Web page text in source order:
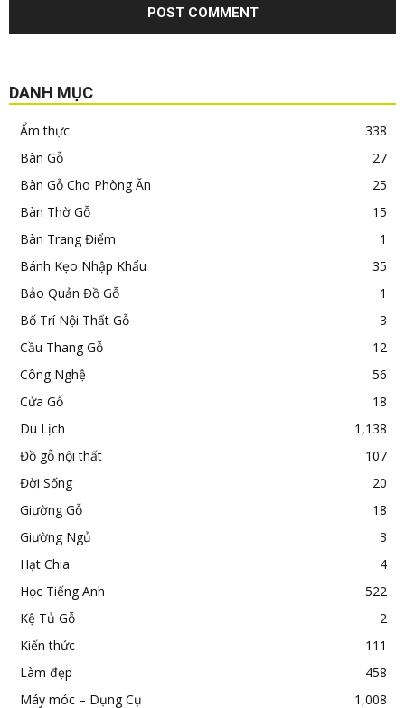
DANH MỤC
Ẩm thực
338
Bàn Gỗ
27
Bàn Gỗ Cho Phòng Ăn
25
Bàn Thờ Gỗ
15
Bàn Trang Điểm
1
Bánh Kẹo Nhập Khẩu
35
Bảo Quản Đồ Gỗ
1
Bố Trí Nội Thất Gỗ
3
Cầu Thang Gỗ
12
Công Nghệ
56
Cửa Gỗ
18
Du Lịch
1,138
Đồ gỗ nội thất
107
Đời Sống
20
Giường Gỗ
18
Giường Ngủ
3
Hạt Chia
4
Học Tiếng Anh
522
Kệ Tủ Gỗ
2
Kiến thức
111
Làm đẹp
458
Máy móc – Dụng Cụ
1,008